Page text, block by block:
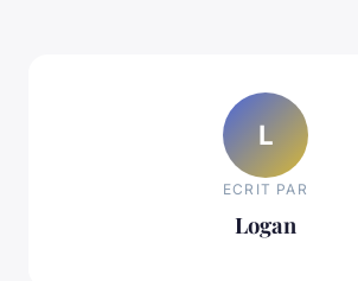
L
ECRIT PAR
Logan